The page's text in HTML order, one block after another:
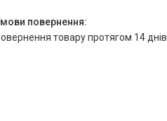
повернення товару протягом 14 днів